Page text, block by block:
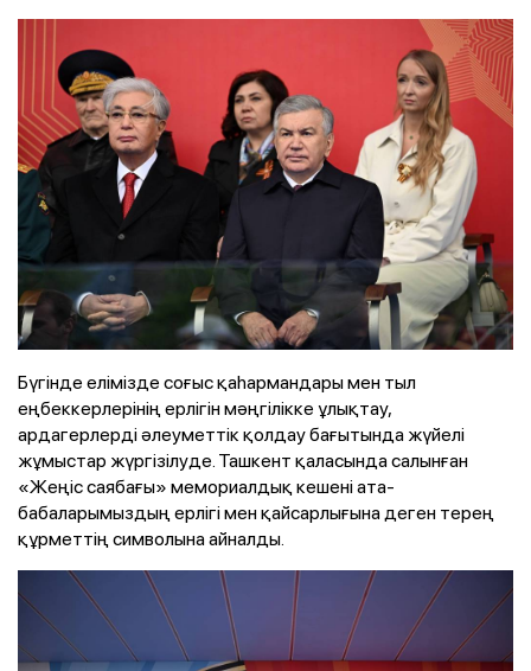
Бүгінде елімізде соғыс қаһармандары мен тыл
еңбеккерлерінің ерлігін мәңгілікке ұлықтау,
ардагерлерді әлеуметтік қолдау бағытында жүйелі
жұмыстар жүргізілуде. Ташкент қаласында салынған
«Жеңіс саябағы» мемориалдық кешені ата-
бабаларымыздың ерлігі мен қайсарлығына деген терең
құрметтің символына айналды.